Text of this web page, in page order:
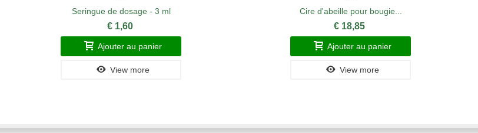
Seringue de dosage - 3 ml
€ 1,60
Ajouter au panier
View more
Cire d'abeille pour bougie...
€ 18,85
Ajouter au panier
View more